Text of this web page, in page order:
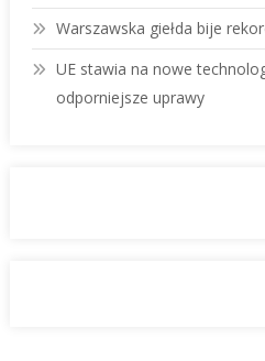
Warszawska giełda bije
UE stawia na nowe
odporniejsze uprawy